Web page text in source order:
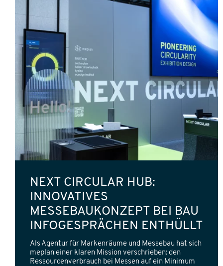
NEXT CIRCULAR HUB:
INNOVATIVES
MESSEBAUKONZEPT BEI BAU
INFOGESPRÄCHEN ENTHÜLLT
Als Agentur für Markenräume und Messebau hat sich
meplan einer klaren Mission verschrieben: den
Ressourcenverbrauch bei Messen auf ein Minimum